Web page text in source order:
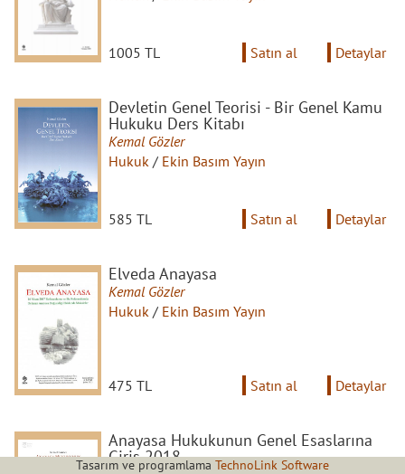
1005 TL Satın al Detaylar
Devletin Genel Teorisi - Bir Genel Kamu
Hukuku Ders Kitabı
Kemal Gözler
Hukuk / Ekin Basım Yayın
585 TL Satın al Detaylar
Elveda Anayasa
Kemal Gözler
Hukuk / Ekin Basım Yayın
475 TL Satın al Detaylar
Anayasa Hukukunun Genel Esaslarına
Giriş 2018
Tasarım ve programlama TechnoLink Software